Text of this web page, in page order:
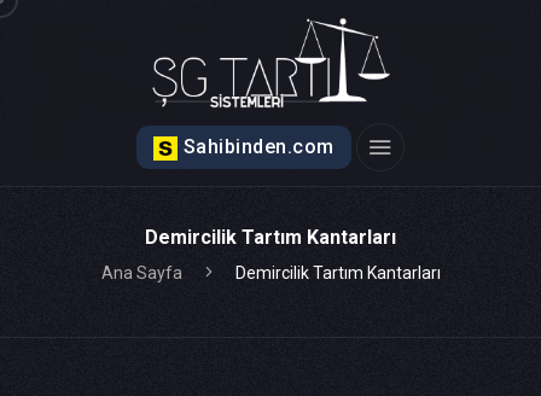
Sahibinden.com
Demircilik Tartım Kantarları
Ana Sayfa Demircilik Tartım Kantarları